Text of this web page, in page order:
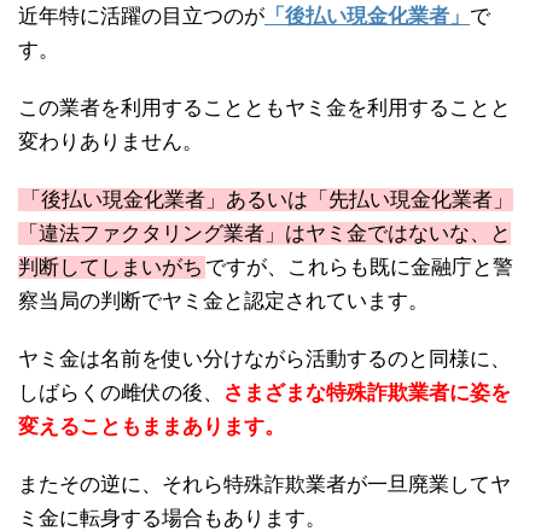
近年特に活躍の目立つのが 「後払い現金化業者」 で
す。
この業者を利用することともヤミ金を利用することと
変わりありません。
「後払い現金化業者」あるいは「先払い現金化業者」
「違法ファクタリング業者」はヤミ金ではないな、と
判断してしまいがち ですが、これらも既に金融庁と警
察当局の判断でヤミ金と認定されています。
ヤミ金は名前を使い分けながら活動するのと同様に、
しばらくの雌伏の後、
さまざまな特殊詐欺業者に姿を
変えることもままあります。
またその逆に、それら特殊詐欺業者が一旦廃業してヤ
ミ金に転身する場合もあります。